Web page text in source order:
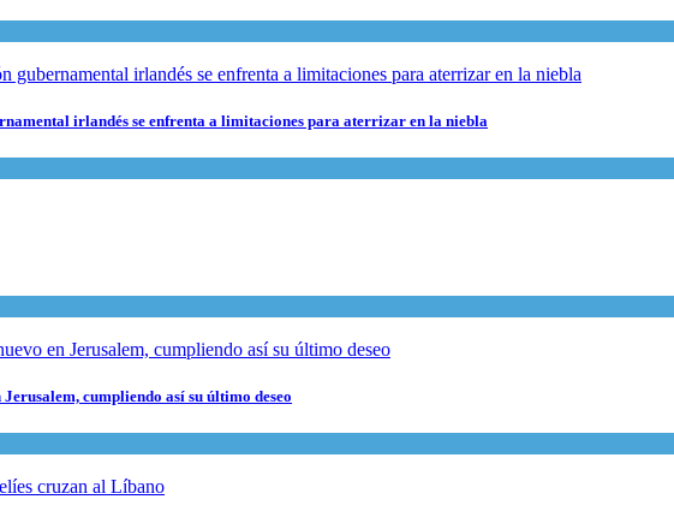
irlandés se enfrenta a limitaciones para aterrizar en la niebla
cumpliendo así su último deseo